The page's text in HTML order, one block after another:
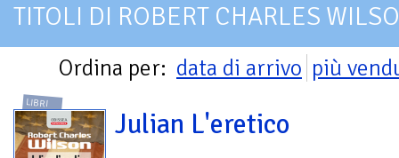
TITOLI DI ROBERT CHARLES
Ordina per: data di arrivo più
LIBRI
Julian L'eretico